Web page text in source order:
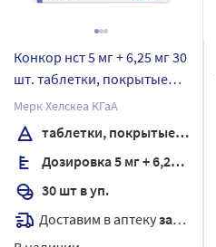
Конкор нст 5 мг + 6,25 мг 30
шт. таблетки, покрытые
пленочной оболочкой
Мерк Хелскеа КГаА
таблетки, покрытые пленочной оболочкой
Дозировка 5 мг + 6,25 мг
30 шт в уп.
Доставим в аптекузавтра